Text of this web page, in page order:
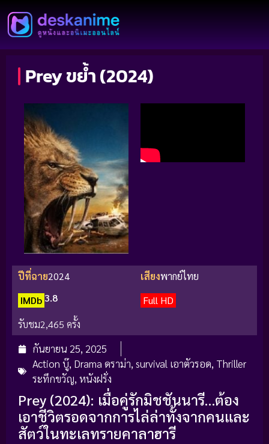
Prey ขย้ำ (2024)
ปีที่ฉาย2024 เสียงพากย์ไทย
IMDb 3.8
Full HD
รับชม2,465 ครั้ง
กันยายน 25, 2025
Action บู๊, Drama ดราม่า, survival เอาตัวรอด, Thriller
ระทึกขวัญ, หนังฝรั่ง
Prey (2024): เมื่อคู่รักมิชชันนารี…ต้อง
เอาชีวิตรอดจากการไล่ล่าทั้งจากคนและ
สัตว์ในทะเลทรายคาลาฮารี